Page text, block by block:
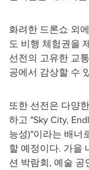
화려한 드론쇼 외
도 비행 체험권을
선전의 고유한 교
공에서 감상할 수
또한 선전은 다양
하고 "Sky City,
능성)"이라는 배너
할 예정이다. 가을
션 박람회, 예술